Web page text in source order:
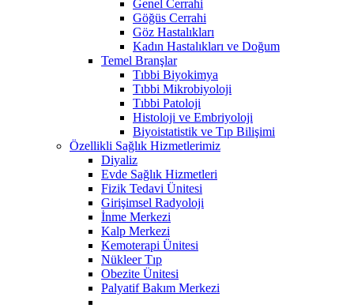
Genel Cerrahi
Göğüs Cerrahi
Göz Hastalıkları
Kadın Hastalıkları ve Doğum
Temel Branşlar
Tıbbi Biyokimya
Tıbbi Mikrobiyoloji
Tıbbi Patoloji
Histoloji ve Embriyoloji
Biyoistatistik ve Tıp Bilişimi
Özellikli Sağlık Hizmetlerimiz
Diyaliz
Evde Sağlık Hizmetleri
Fizik Tedavi Ünitesi
Girişimsel Radyoloji
İnme Merkezi
Kalp Merkezi
Kemoterapi Ünitesi
Nükleer Tıp
Obezite Ünitesi
Palyatif Bakım Merkezi